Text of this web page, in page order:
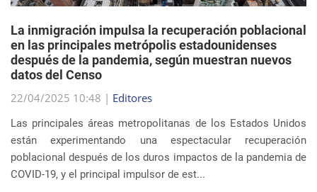
en las principales metrópolis estadounidenses
después de la pandemia, según muestran nuevos
datos del Censo
22/04/2025 10:48 |
Las principales áreas metropolitanas de los Estados Unidos
están experimentando una espectacular recuperación
poblacional después de los duros impactos de la pandemia de
COVID-19, y el principal impulsor de est...